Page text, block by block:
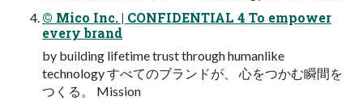
© Mico Inc. | CONFIDENTIAL 4 To empower
every brand
by building lifetime trust through humanlike
technology すべてのブランドが、 ⼼をつかむ瞬間を
つくる。 Mission